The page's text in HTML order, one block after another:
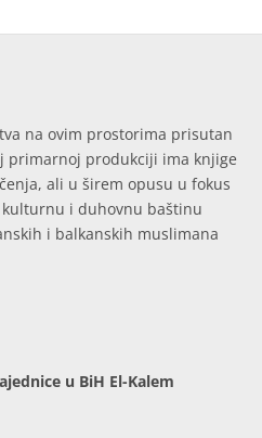
na ovim prostorima prisutan
primarnoj produkciji ima knjige
ali u širem opusu u fokus
i duhovnu baštinu
i balkanskih muslimana
u BiH El-Kalem